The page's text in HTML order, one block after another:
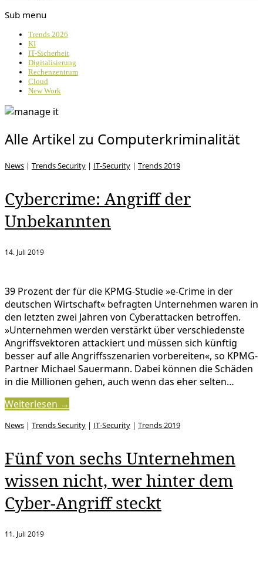
Sub menu
Trends 2026
KI
IT-Sicherheit
Digitalisierung
Rechenzentrum
Cloud
New Work
Alle Artikel zu Computerkriminalität
News | Trends Security | IT-Security | Trends 2019
Cybercrime: Angriff der
Unbekannten
14. Juli 2019
39 Prozent der für die KPMG-Studie »e-Crime in der
deutschen Wirtschaft« befragten Unternehmen waren in
den letzten zwei Jahren von Cyberattacken betroffen.
»Unternehmen werden verstärkt über verschiedenste
Angriffsvektoren attackiert und müssen sich künftig
besser auf alle Angriffsszenarien vorbereiten«, so KPMG-
Partner Michael Sauermann. Dabei können die Schäden
in die Millionen gehen, auch wenn das eher selten…
Weiterlesen →
News | Trends Security | IT-Security | Trends 2019
Fünf von sechs Unternehmen
wissen nicht, wer hinter dem
Cyber-Angriff steckt
11. Juli 2019